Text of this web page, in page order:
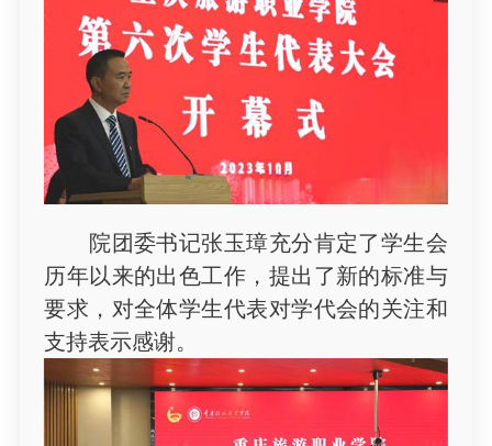
院团委书记张玉璋充分肯定了学生会
历年以来的出色工作，提出了新的标准与
要求，对全体学生代表对学代会的关注和
支持表示感谢。